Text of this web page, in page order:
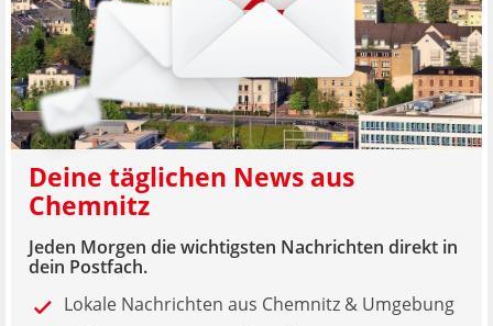
Deine täglichen News aus
Chemnitz
Jeden Morgen die wichtigsten Nachrichten direkt in
dein Postfach.
Lokale Nachrichten aus Chemnitz & Umgebung